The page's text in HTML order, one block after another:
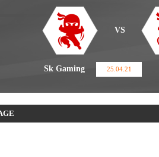
VS
Sk Gaming 25.04.21